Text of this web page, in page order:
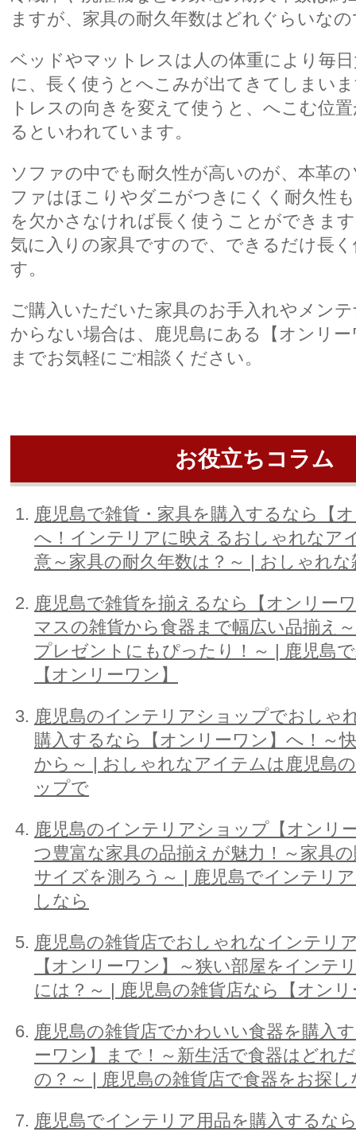
ますが、家具の耐久年数はどれぐらいな
ベッドやマットレスは人の体重により毎
に、長く使うとへこみが出てきてしまい
トレスの向きを変えて使うと、へこむ位
るといわれています。
ソファの中でも耐久性が高いのが、本革
ファはほこりやダニがつきにくく耐久性
を欠かさなければ長く使うことができま
気に入りの家具ですので、できるだけ長
す。
ご購入いただいた家具のお手入れやメン
からない場合は、鹿児島にある【オンリ
までお気軽にご相談ください。
お役立ちコラム
鹿児島で雑貨・家具を購入するなら【
へ！インテリアに映えるおしゃれなア
意～家具の耐久年数は？～ | おしゃれ
鹿児島で雑貨を揃えるなら【オンリー
マスの雑貨から食器まで幅広い品揃え
プレゼントにもぴったり！～ | 鹿児島
【オンリーワン】
鹿児島のインテリアショップでおしゃ
購入するなら【オンリーワン】へ！～
から～ | おしゃれなアイテムは鹿児島
ップで
鹿児島のインテリアショップ【オンリ
つ豊富な家具の品揃えが魅力！～家具
サイズを測ろう～ | 鹿児島でインテリ
しなら
鹿児島の雑貨店でおしゃれなインテリ
【オンリーワン】～狭い部屋をインテ
には？～ | 鹿児島の雑貨店なら【オン
鹿児島の雑貨店でかわいい食器を購入
ーワン】まで！～新生活で食器はどれ
の？～ | 鹿児島の雑貨店で食器をお探し
鹿児島でインテリア用品を購入するな